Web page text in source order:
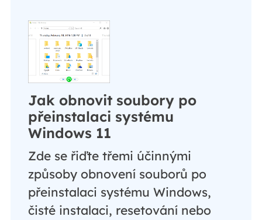
Jak obnovit soubory po
přeinstalaci systému
Windows 11
Zde se řiďte třemi účinnými
způsoby obnovení souborů po
přeinstalaci systému Windows,
čisté instalaci, resetování nebo